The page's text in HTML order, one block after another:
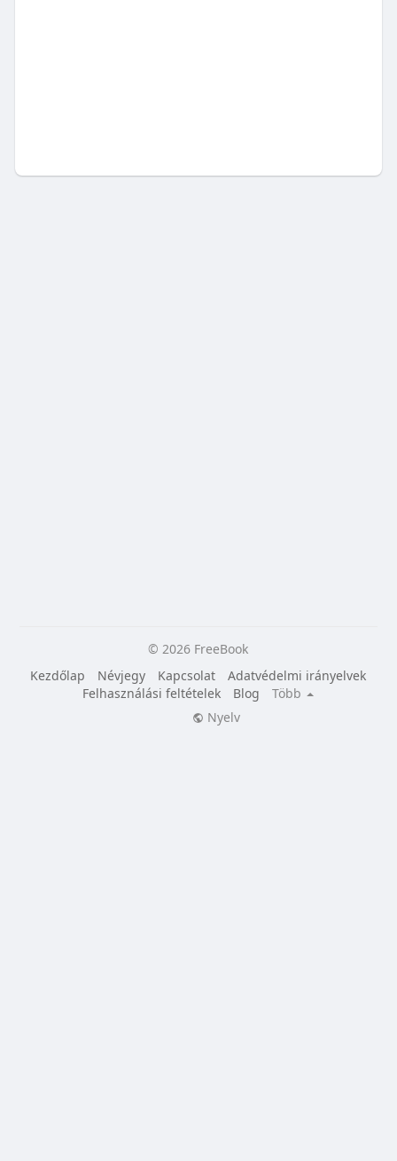
© 2026 FreeBook
Kezdőlap
Névjegy Kapcsolat
Adatvédelmi irányelvek
Felhasználási feltételek
Blog
Több
Nyelv